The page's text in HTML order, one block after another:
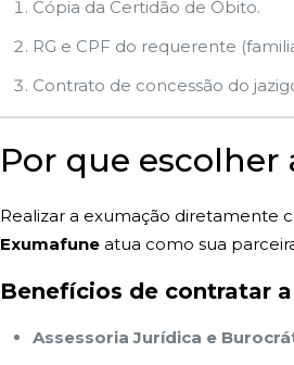
Cópia da Certidão de Óbito.
RG e CPF do requerente
Contrato de concessão do
Por que escolher
Realizar a exumação diretamente
Exumafuneatua como sua
Benefícios de contratar
Assessoria Jurídica e